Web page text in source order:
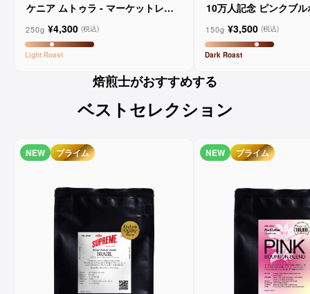
ケニア ムトゥラ - マーケットレー
250g ¥4,300 (税込)
Light Roast
10万人記念 ピンクブ
150g ¥3,500 (税込)
Dark Roast
焙煎士がおすすめする
ベストセレクション
NEW プライム NEW プライム